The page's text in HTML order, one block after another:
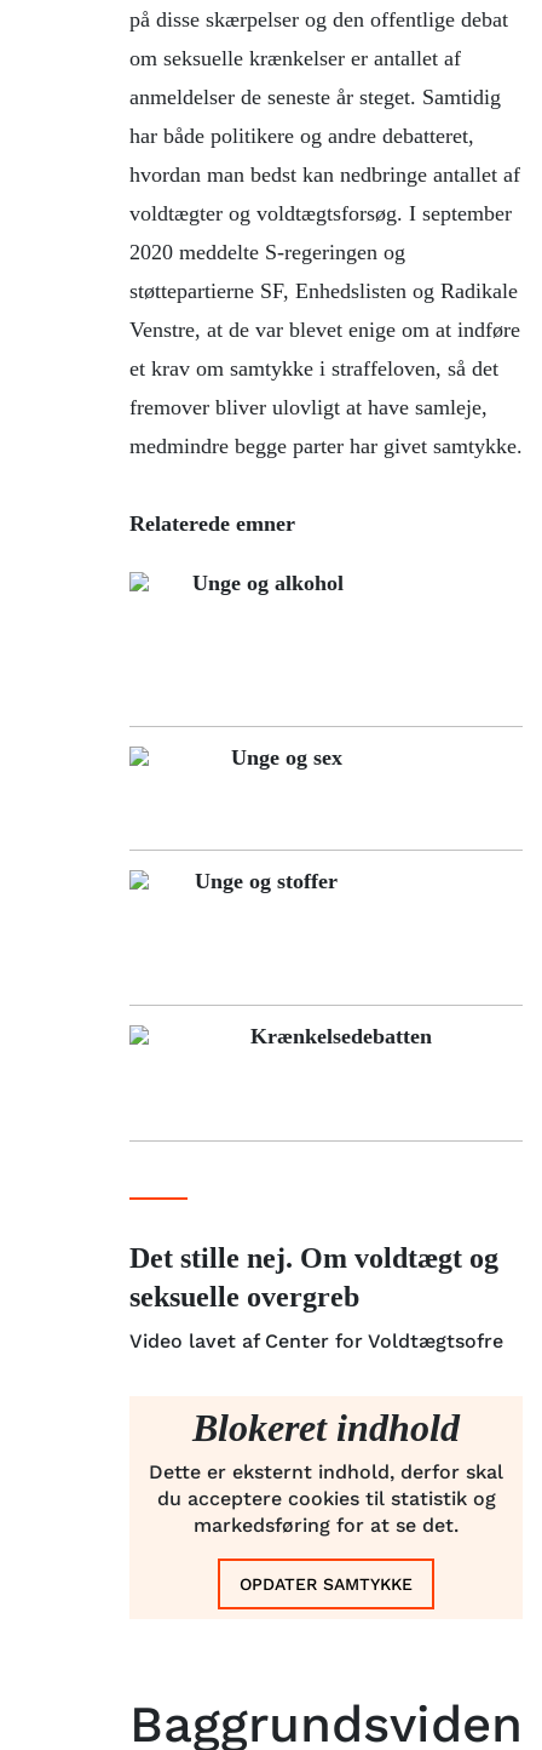
på disse skærpelser og den offentlige debat
om seksuelle krænkelser er antallet af
anmeldelser de seneste år steget. Samtidig
har både politikere og andre debatteret,
hvordan man bedst kan nedbringe antallet af
voldtægter og voldtægtsforsøg. I september
2020 meddelte S-regeringen og
støttepartierne SF, Enhedslisten og Radikale
Venstre, at de var blevet enige om at indføre
et krav om samtykke i straffeloven, så det
fremover bliver ulovligt at have samleje,
medmindre begge parter har givet samtykke.
Relaterede emner
Unge og alkohol
Unge og sex
Unge og stoffer
Krænkelsedebatten
Det stille nej. Om voldtægt og
seksuelle overgreb
Video lavet af Center for Voldtægtsofre
Blokeret indhold
Dette er eksternt indhold, derfor skal
du acceptere cookies til statistik og
markedsføring for at se det.
OPDATER SAMTYKKE
Baggrundsviden